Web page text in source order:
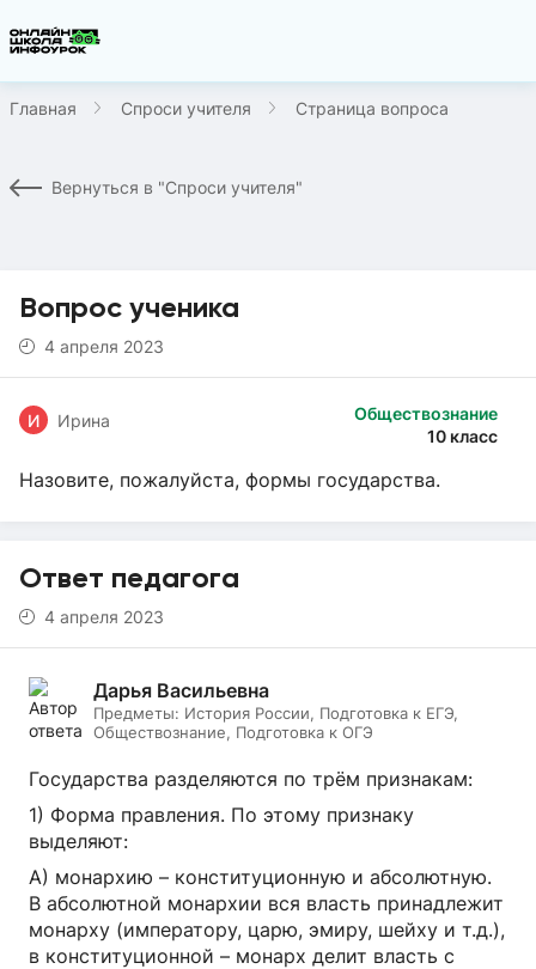
Главная Спроси учителя Страница вопроса
Вернуться в "Спроси учителя"
Вопрос ученика
4 апреля 2023
Обществознание
10 класс
И Ирина
Назовите, пожалуйста, формы государства.
Ответ педагога
4 апреля 2023
Дарья Васильевна
Предметы: История России, Подготовка к ЕГЭ,
Обществознание, Подготовка к ОГЭ
Государства разделяются по трём признакам:
1) Форма правления. По этому признаку
выделяют:
А) монархию – конституционную и абсолютную.
В абсолютной монархии вся власть принадлежит
монарху (императору, царю, эмиру, шейху и т.д.),
в конституционной – монарх делит власть с